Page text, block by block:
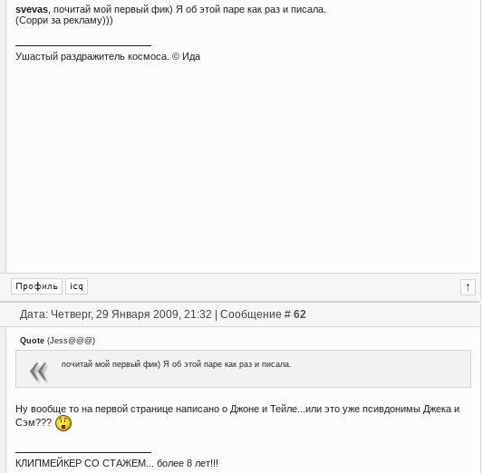
svevas , почитай мой первый фик) Я об этой паре как раз и писала.
(Сорри за рекламу)))
Ушастый раздражитель космоса. © Ида
Дата: Четверг, 29 Января 2009, 21:32 | Сообщение # 62
Quote (Jess@@@)
почитай мой первый фик) Я об этой паре как раз и писала.
Ну вообще то на первой странице написано о Джоне и Тейле...или это уже псивдонимы Джека и
Сэм???
КЛИПМЕЙКЕР СО СТАЖЕМ... более 8 лет!!!